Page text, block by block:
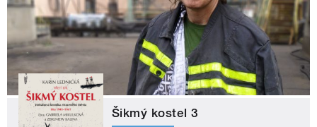
Šikmý kostel 3